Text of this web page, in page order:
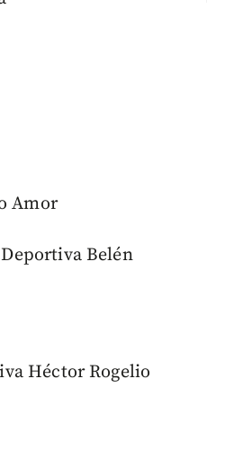
Amor
Belén
Héctor Rogelio